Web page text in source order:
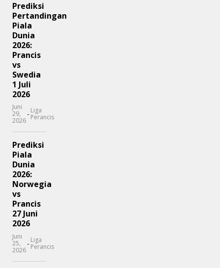
Prediksi
Pertandingan
Piala
Dunia
2026:
Prancis
vs
Swedia
1 Juli
2026
Juni
29,
2026
- Liga
Perancis
Prediksi
Piala
Dunia
2026:
Norwegia
vs
Prancis
27 Juni
2026
Juni
25,
2026
- Liga
Perancis